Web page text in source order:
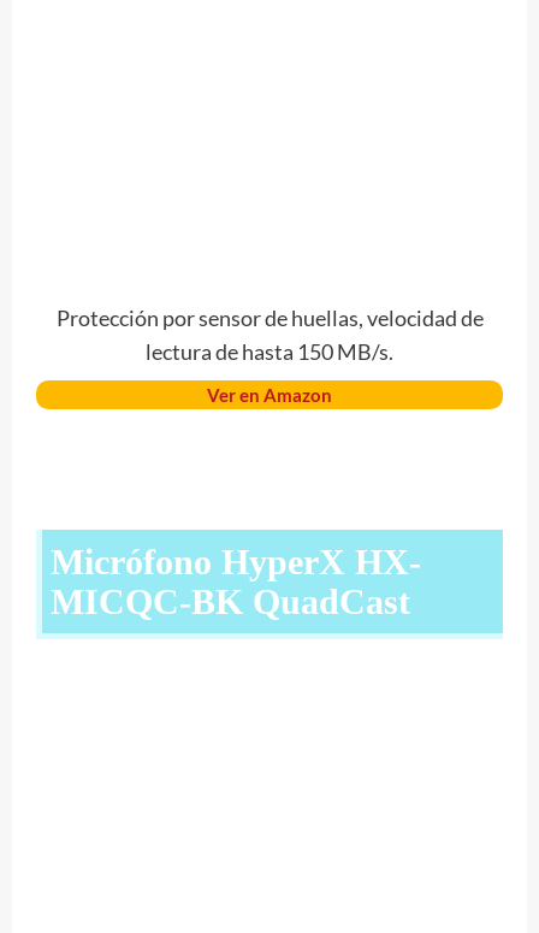
Protección por sensor de huellas, velocidad de
lectura de hasta 150 MB/s.
Ver en Amazon
Micrófono HyperX HX-
MICQC-BK QuadCast